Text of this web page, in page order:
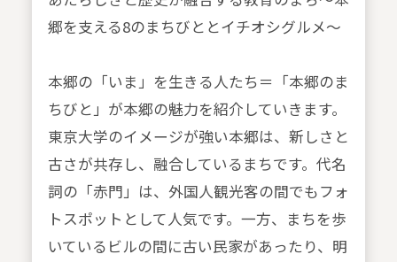
郷を支える8のまちびととイチオシグルメ～
本郷の「いま」を生きる人たち＝「本郷のま
ちびと」が本郷の魅力を紹介していきます。
東京大学のイメージが強い本郷は、新しさと
古さが共存し、融合しているまちです。代名
詞の「赤門」は、外国人観光客の間でもフォ
トスポットとして人気です。一方、まちを歩
いているビルの間に古い民家があったり、明